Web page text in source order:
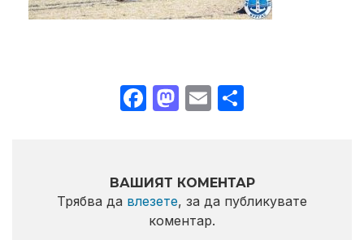
Facebook
Mastodon
Email
ВАШИЯТ КОМЕНТАР
Трябва да влезете, за да публикувате
коментар.